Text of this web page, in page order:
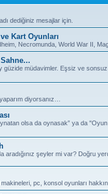
dediğiniz mesajlar için.
Kart Oyunları
Necromunda, World War II,
müdavimler. Eşsiz ve sonsuz
diyorsanız…
olsa da oynasak” ya da
aradığınız şeyler mi var? Doğru
pc, konsol oyunları